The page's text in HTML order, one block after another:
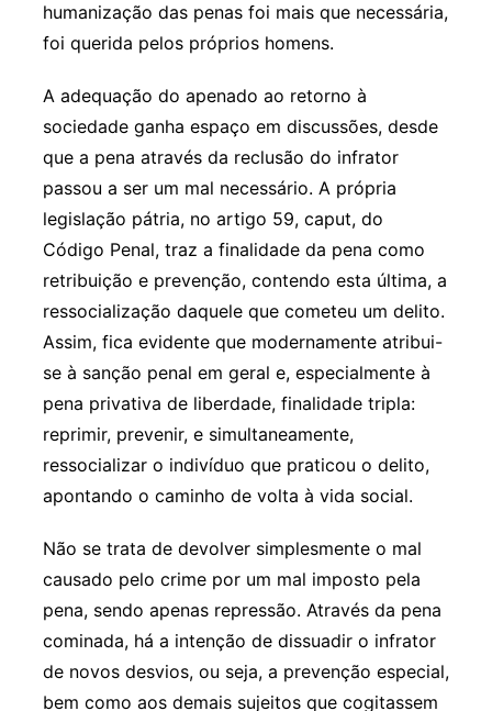
humanização das penas foi mais que necessária,
foi querida pelos próprios homens.
A adequação do apenado ao retorno à
sociedade ganha espaço em discussões, desde
que a pena através da reclusão do infrator
passou a ser um mal necessário. A própria
legislação pátria, no artigo 59, caput, do
Código Penal, traz a finalidade da pena como
retribuição e prevenção, contendo esta última, a
ressocialização daquele que cometeu um delito.
Assim, fica evidente que modernamente atribui-
se à sanção penal em geral e, especialmente à
pena privativa de liberdade, finalidade tripla:
reprimir, prevenir, e simultaneamente,
ressocializar o indivíduo que praticou o delito,
apontando o caminho de volta à vida social.
Não se trata de devolver simplesmente o mal
causado pelo crime por um mal imposto pela
pena, sendo apenas repressão. Através da pena
cominada, há a intenção de dissuadir o infrator
de novos desvios, ou seja, a prevenção especial,
bem como aos demais sujeitos que cogitassem